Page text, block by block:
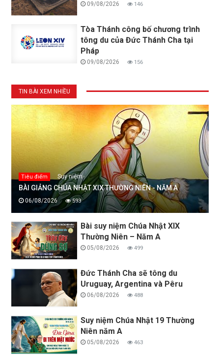
09/08/2026 146
Tòa Thánh công bố chương trình
tông du của Đức Thánh Cha tại
Pháp
09/08/2026 156
TIN BÀI XEM NHIỀU
Tiêu điểm Suy niệm
BÀI GIẢNG CHÚA NHẬT XIX THƯỜNG NIÊN - NĂM A
06/08/2026 593
Bài suy niệm Chúa Nhật XIX
Thường Niên – Năm A
05/08/2026 499
Đức Thánh Cha sẽ tông du
Uruguay, Argentina và Pêru
06/08/2026 488
Suy niệm Chúa Nhật 19 Thường
Niên năm A
05/08/2026 463